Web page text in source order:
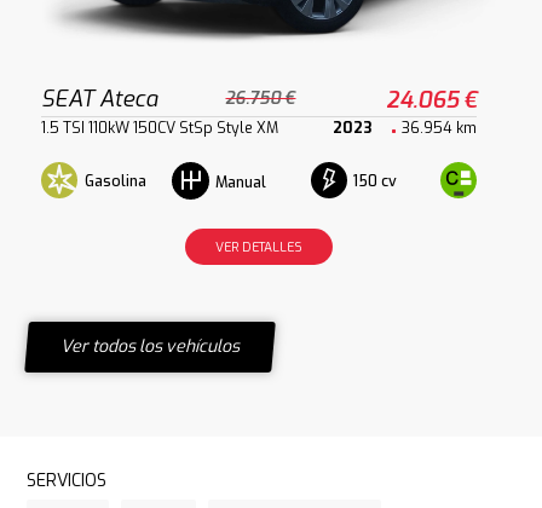
SEAT Ateca 26.750 € 24.065 €
1.5 TSI 110kW 150CV StSp Style XM 2023 36.954 km
Gasolina Manual 150 cv
VER DETALLES
Ver todos los vehículos
SERVICIOS